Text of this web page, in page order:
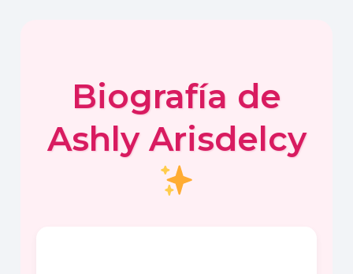
Biografía de
Ashly Arisdelcy